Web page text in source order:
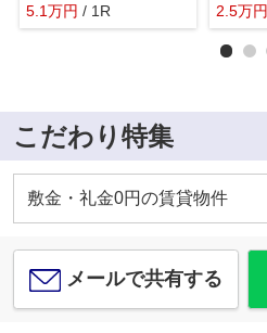
5.1万円 / 1R
2.5万円
こだわり特集
敷金・礼金0円の賃貸物件
メールで共有する